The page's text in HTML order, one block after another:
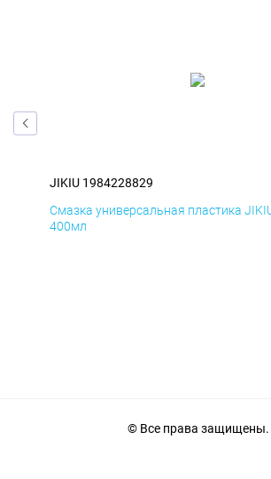
JIKIU 1984228829
Смазка универсальная пластика
400мл
© Все права защищены.